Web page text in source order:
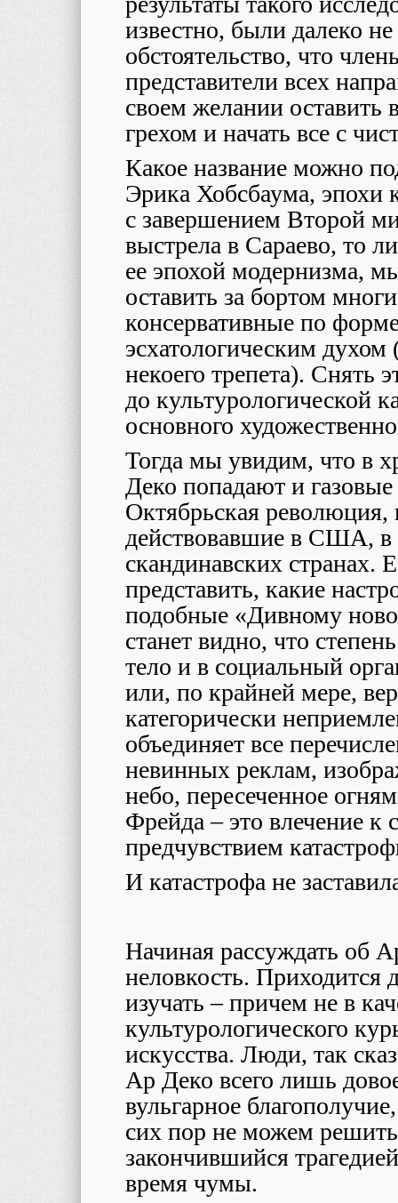
известно, были далеко
обстоятельство, что
представители всех
своем желании
грехом и начать все с
Какое название можно
Эрика Хобсбаума, эпохи
с завершением Второй
выстрела в Сараево, то
ее эпохой модернизма,
оставить за бортом
консервативные по
эсхатологическим
некоего трепета). Снять
до культурологической
основного
Тогда мы увидим, что в
Деко попадают и
Октябрьская революция,
действовавшие в США, в
скандинавских странах.
представить, какие
подобные «Дивному
станет видно, что
тело и в социальный
или, по крайней мере,
категорически
объединяет все
невинных реклам,
небо, пересеченное
Фрейда – это влечение к
предчувствием
И катастрофа не
Начиная рассуждать об
неловкость. Приходится
изучать – причем не в
культурологического
искусства. Люди, так
Ар Деко всего лишь
вульгарное
сих пор не можем
закончившийся
время чумы.